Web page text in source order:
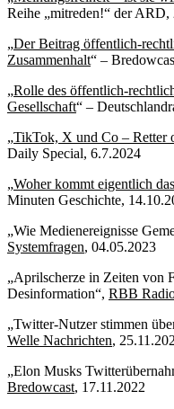
Reihe „mitreden!“ der ARD,
„Der Beitrag öffentlich-
Zusammenhalt“ –
„Rolle des öffentlich-
Gesellschaft“ –
„TikTok, X und Co – Retter
Daily Special, 6.7.2024
„Woher kommt eigentlich
Minuten Geschichte,
„Wie Medienereignisse
Systemfragen, 04.05.2023
„Aprilscherze in Zeiten von
Desinformation“, RBB
„Twitter-Nutzer stimmen
Welle Nachrichten,
„Elon Musks
Bredowcast, 17.11.2022